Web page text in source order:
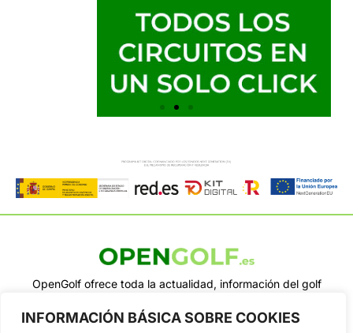
INFORMACIÓN BÁSICA SOBRE COOKIES
OpenGolf ofrece toda la actualidad, información del golf
Jon Rahm, LIV Golf, PGA Tour, Ryder Cup, DP World Tour, LPGA